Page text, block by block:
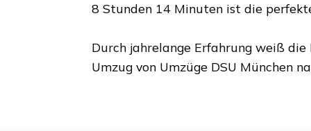
8 Stunden 14 Minuten ist die
Durch jahrelange Erfahrung weiß
Umzug von Umzüge DSU München